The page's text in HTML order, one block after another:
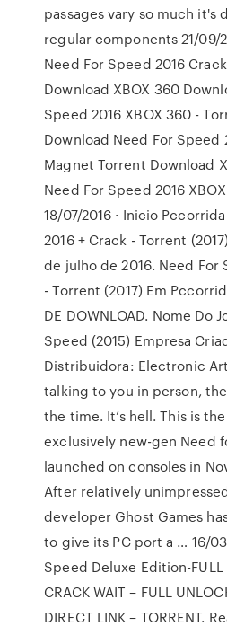
passages vary so much
regular components 21/09/
Need For Speed 2016
Download XBOX 360
Speed 2016 XBOX 360 -
Download Need For Speed
Magnet Torrent Download
Need For Speed 2016
18/07/2016 · Inicio
2016 + Crack - Torrent
de julho de 2016. Need For
- Torrent (2017) Em
DE DOWNLOAD. Nome Do
Speed (2015) Empresa
Distribuidora: Electronic
talking to you in person,
the time. It’s hell. This is
exclusively new-gen Need
launched on consoles in
After relatively
developer Ghost Games
to give its PC port a … 16/
Speed Deluxe Edition-FULL
CRACK WAIT – FULL
DIRECT LINK – TORRENT.